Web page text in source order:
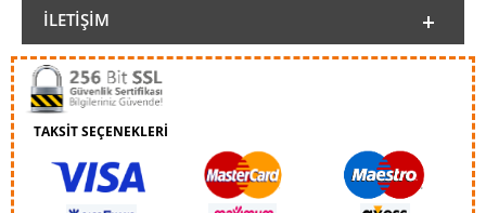
İLETIŞIM
TAKSİT SEÇENEKLERİ